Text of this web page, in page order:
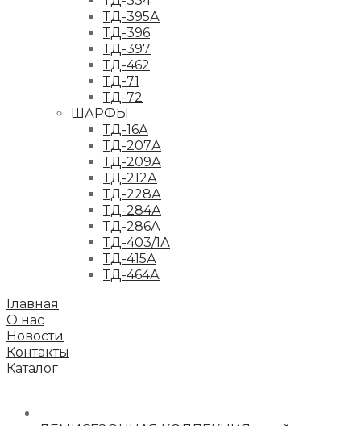
ТД-395А
ТД-396
ТД-397
ТД-462
ТД-71
ТД-72
ШАРФЫ
ТД-16А
ТД-207А
ТД-209А
ТД-212А
ТД-228А
ТД-284А
ТД-286А
ТД-403/1А
ТД-415А
ТД-464А
Главная
О нас
Новости
Контакты
Каталог